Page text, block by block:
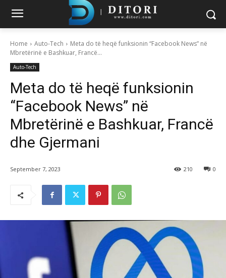
Home Auto-Tech
Meta do të heqë funksionin “Facebook News” në
Mbretërinë e Bashkuar, Francë...
Auto-Tech
Meta do të heqë funksionin
“Facebook News” në
Mbretërinë e Bashkuar, Francë
dhe Gjermani
September 7, 2023 0
210